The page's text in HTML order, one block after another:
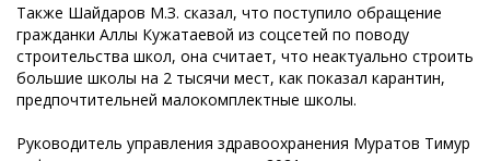
Также Шайдаров М.З. сказал, что поступило обращение
гражданки Аллы Кужатаевой из соцсетей по поводу
строительства школ, она считает, что неактуально строить
большие школы на 2 тысячи мест, как показал карантин,
предпочтительней малокомплектные школы.
Руководитель управления здравоохранения Муратов Тимур